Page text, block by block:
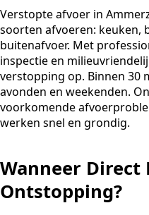
Verstopte afvoer in
soorten afvoeren: keuken,
buitenafvoer. Met
inspectie en
verstopping op. Binnen 30
avonden en weekenden.
voorkomende
werken snel en grondig.
Wanneer Direct
Ontstopping?